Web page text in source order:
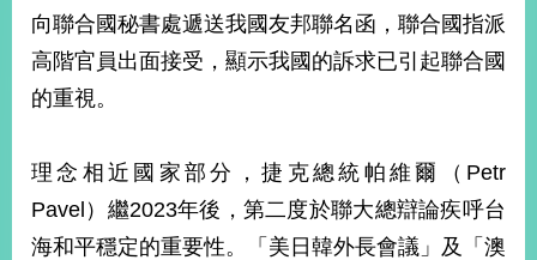
覽
本
部
新
心
外
交
向聯合國秘書處遞送我國友邦聯名函，聯合國指派
高階官員出面接受，顯示我國的訴求已引起聯合國
的重視。
理念相近國家部分，捷克總統帕維爾（Petr
Pavel）繼2023年後，第二度於聯大總辯論疾呼台
海和平穩定的重要性。「美日韓外長會議」及「澳